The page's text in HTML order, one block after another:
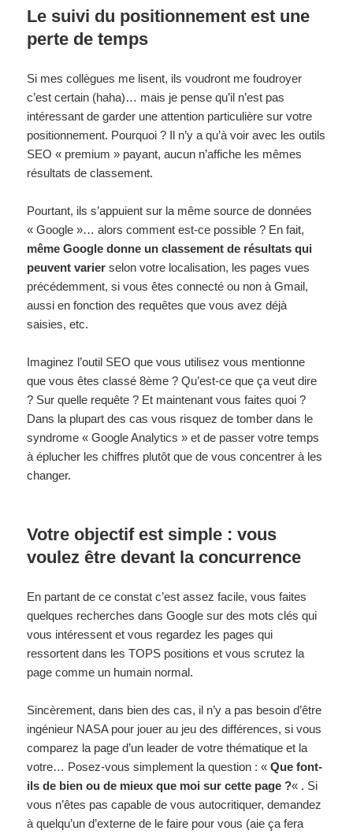
Le suivi du positionnement est une
perte de temps
Si mes collègues me lisent, ils voudront me foudroyer
c’est certain (haha)… mais je pense qu’il n’est pas
intéressant de garder une attention particulière sur votre
positionnement. Pourquoi ? Il n’y a qu’à voir avec les outils
SEO « premium » payant, aucun n’affiche les mêmes
résultats de classement.
Pourtant, ils s’appuient sur la même source de données
« Google »… alors comment est-ce possible ? En fait,
même Google donne un classement de résultats qui
peuvent varier selon votre localisation, les pages vues
précédemment, si vous êtes connecté ou non à Gmail,
aussi en fonction des requêtes que vous avez déjà
saisies, etc.
Imaginez l’outil SEO que vous utilisez vous mentionne
que vous êtes classé 8ème ? Qu’est-ce que ça veut dire
? Sur quelle requête ? Et maintenant vous faites quoi ?
Dans la plupart des cas vous risquez de tomber dans le
syndrome « Google Analytics » et de passer votre temps
à éplucher les chiffres plutôt que de vous concentrer à les
changer.
Votre objectif est simple : vous
voulez être devant la concurrence
En partant de ce constat c’est assez facile, vous faites
quelques recherches dans Google sur des mots clés qui
vous intéressent et vous regardez les pages qui
ressortent dans les TOPS positions et vous scrutez la
page comme un humain normal.
Sincèrement, dans bien des cas, il n’y a pas besoin d’être
ingénieur NASA pour jouer au jeu des différences, si vous
comparez la page d’un leader de votre thématique et la
votre… Posez-vous simplement la question : «Que font-
ils de bien ou de mieux que moi sur cette page ?« . Si
vous n’êtes pas capable de vous autocritiquer, demandez
à quelqu’un d’externe de le faire pour vous (aie ça fera